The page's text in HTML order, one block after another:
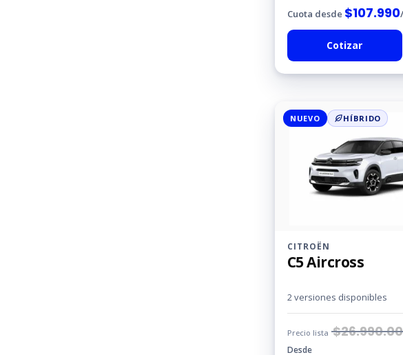
Cuota desde $107.990
Cotizar
NUEVO HÍBRIDO
CITROËN
C5 Aircross
2 versiones disponibles
Precio lista $
Desde